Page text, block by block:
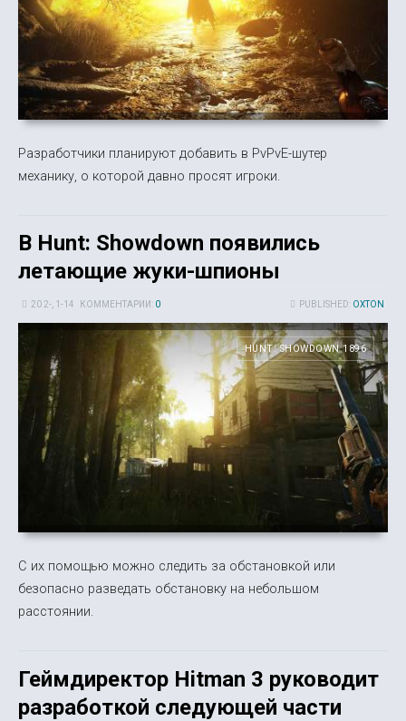
Разработчики планируют добавить в PvPvE-шутер
механику, о которой давно просят игроки.
В Hunt: Showdown появились
летающие жуки-шпионы
PUBLISHED: OXTON
20 2-, 1-14 КОММЕНТАРИИ: 0
HUNT: SHOWDOWN 1896
С их помощью можно следить за обстановкой или
безопасно разведать обстановку на небольшом
расстоянии.
Геймдиректор Hitman 3 руководит
разработкой следующей части